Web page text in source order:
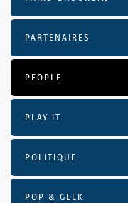
PARTENAIRES
PEOPLE
PLAY IT
POLITIQUE
POP & GEEK